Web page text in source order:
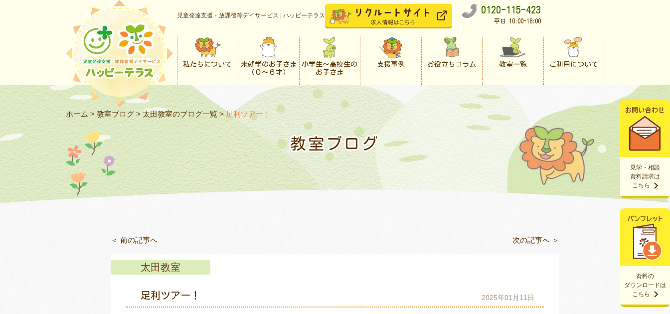
児童発達支援・放課後等デイサービス | ハッピーテラス
0120-115-423
平日 10:00-18:00
私たちについて
未就学のお子さま
（０〜６才）
小学生〜高校生の
お子さま
支援事例 お役立ちコラム 教室一覧 ご利用について
資料の
ダウンロードは
こちら
見学・相談
資料請求は
こちら
ホーム > 教室ブログ > 太田教室のブログ一覧 > 足利ツアー！
教室ブログ
＜ 前の記事へ 次の記事へ ＞
太田教室
足利ツアー！ 2025年01月11日